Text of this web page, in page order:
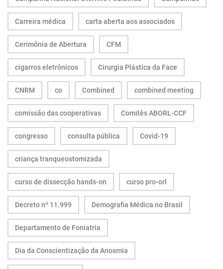
Carreira médica carta aberta aos associados
Cerimônia de Abertura CFM
cigarros eletrônicos Cirurgia Plástica da Face
CNRM co Combined combined meeting
comissão das cooperativas Comitês ABORL-CCF
congresso consulta pública Covid-19
criança tranqueostomizada
curso de dissecção hands-on curso pro-orl
Decreto nº 11.999 Demografia Médica no Brasil
Departamento de Foniatria
Dia da Conscientização da Anosmia